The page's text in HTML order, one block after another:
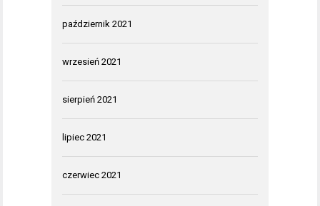
październik 2021
wrzesień 2021
sierpień 2021
lipiec 2021
czerwiec 2021